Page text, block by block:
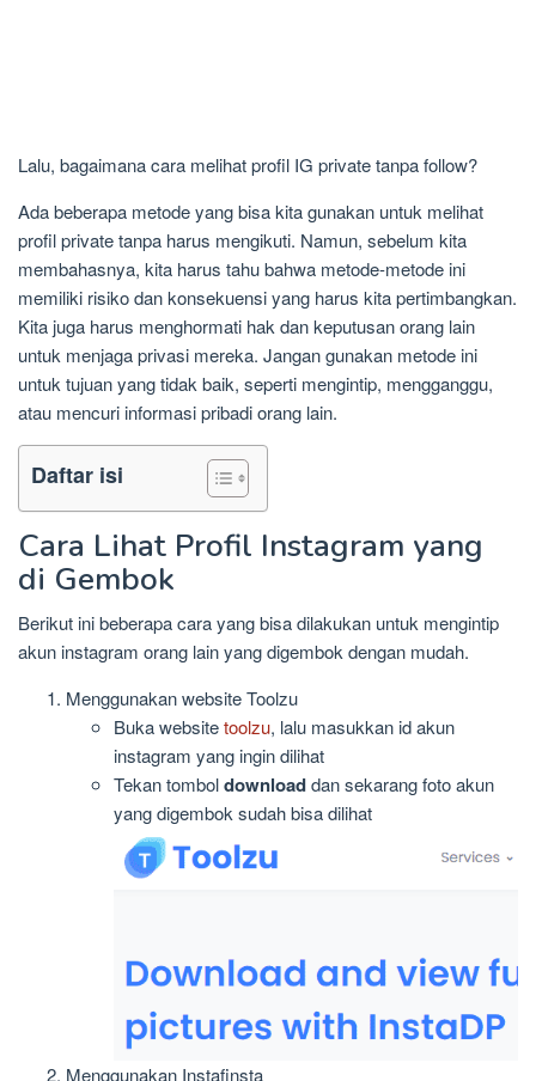
Lalu, bagaimana cara melihat profil IG private tanpa follow?
Ada beberapa metode yang bisa kita gunakan untuk melihat
profil private tanpa harus mengikuti. Namun, sebelum kita
membahasnya, kita harus tahu bahwa metode-metode ini
memiliki risiko dan konsekuensi yang harus kita pertimbangkan.
Kita juga harus menghormati hak dan keputusan orang lain
untuk menjaga privasi mereka. Jangan gunakan metode ini
untuk tujuan yang tidak baik, seperti mengintip, mengganggu,
atau mencuri informasi pribadi orang lain.
Daftar isi
Cara Lihat Profil Instagram yang
di Gembok
Berikut ini beberapa cara yang bisa dilakukan untuk mengintip
akun instagram orang lain yang digembok dengan mudah.
Menggunakan website Toolzu
Buka websitetoolzu, lalu masukkan id akun
instagram yang ingin dilihat
Tekan tomboldownloaddan sekarang foto akun
yang digembok sudah bisa dilihat
Menggunakan Instafinsta